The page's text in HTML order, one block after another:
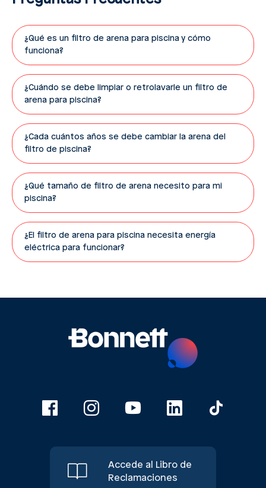
¿Qué es un filtro de arena para piscina y cómo
funciona?
¿Cuándo se debe limpiar o retrolavarle un filtro de
arena para piscina?
¿Cada cuántos años se debe cambiar la arena del
filtro de piscina?
¿Qué tamaño de filtro de arena necesito para mi
piscina?
¿El filtro de arena para piscina necesita energía
eléctrica para funcionar?
Accede al Libro de
Reclamaciones